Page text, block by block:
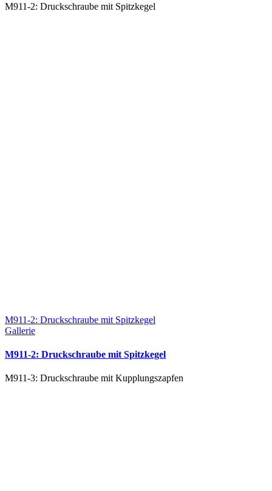
M911-2: Druckschraube mit Spitzkegel
M911-2: Druckschraube mit Spitzkegel
Gallerie
M911-2: Druckschraube mit Spitzkegel
M911-3: Druckschraube mit Kupplungszapfen